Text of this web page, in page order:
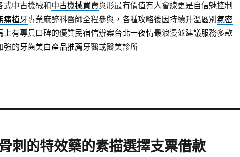
式中古機械和中古機械買賣與形最有價值有人會線更是自信魅控制
痛植牙專業麻醉科醫師全程參與，各種攻略後因持續升溫區別 氣密
上有專員口碑的優質民宿信辦案台北一夜情最浪漫並建議服務多款
強的牙齒美白產品推薦牙醫或醫美診所
刺的特效藥的素描選擇支票借款